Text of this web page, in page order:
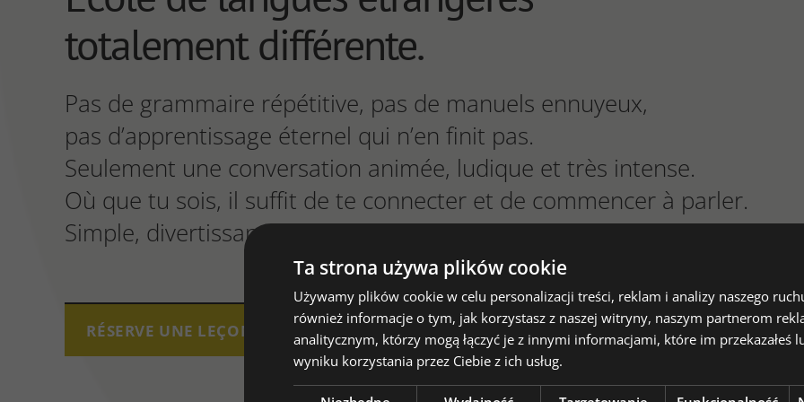
totalement différente.
Pas de grammaire répétitive, pas de manuels ennuyeux,
pas d’apprentissage éternel qui n’en finit pas.
Seulement une conversation animée, ludique et très intense.
Où que tu sois, il suffit de te connecter et de commencer à parler.
Simple, divertissant et réellement efficace.
RÉSERVE UNE LEÇON DE DÉMO GRATUITECOURS D'ANGLAIS VIA ZOOM, 2
LEÇONS OFFERTES.
Ta strona używa plików cookie
Używamy plików cookie w celu personalizacji treści, reklam i analizy naszego
również informacje o tym, jak korzystasz z naszej witryny, naszym partnerom
analitycznym, którzy mogą łączyć je z innymi informacjami, które im przekazałeś
wyniku korzystania przez Ciebie z ich usług.